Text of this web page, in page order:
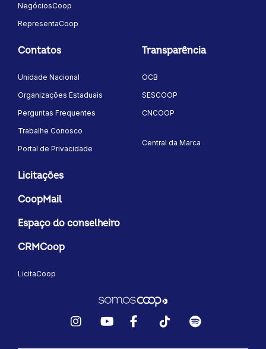
NegóciosCoop
RepresentaCoop
Contatos
Unidade Nacional
Organizações Estaduais
Perguntas Frequentes
Trabalhe Conosco
Portal de Privacidade
Transparência
OCB
SESCOOP
CNCOOP
Central da Marca
Licitações
CoopMail
Espaço do conselheiro
CRMCoop
LicitaCoop